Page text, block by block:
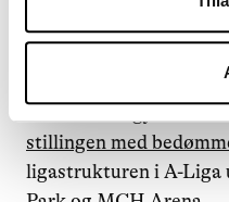
Men. For der er et men.
Halvvejs igennem
stillingen med
ligastrukturen i A-Liga